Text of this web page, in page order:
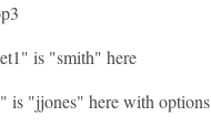
is "smith" here
is "jjones" here with